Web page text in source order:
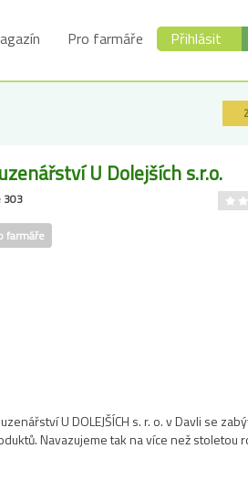
Pro farmáře Přihlásit
U Dolejších s.r.o.
303
farmáře
U DOLEJŠÍCH s. r. o. v Davli se
Navazujeme tak na více než stoletou